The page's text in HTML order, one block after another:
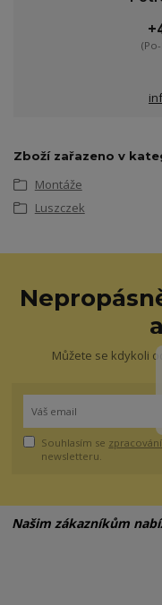
Zboží zařazeno v
Montáže
Luszczek
Můžete se kdykoli
Souhlasím se
newsletteru.
Našim zákazníkům